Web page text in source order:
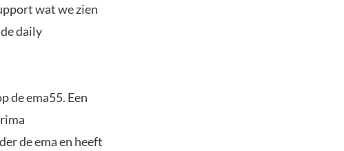
wat we zien
daily
de ema55. Een
de ema en heeft